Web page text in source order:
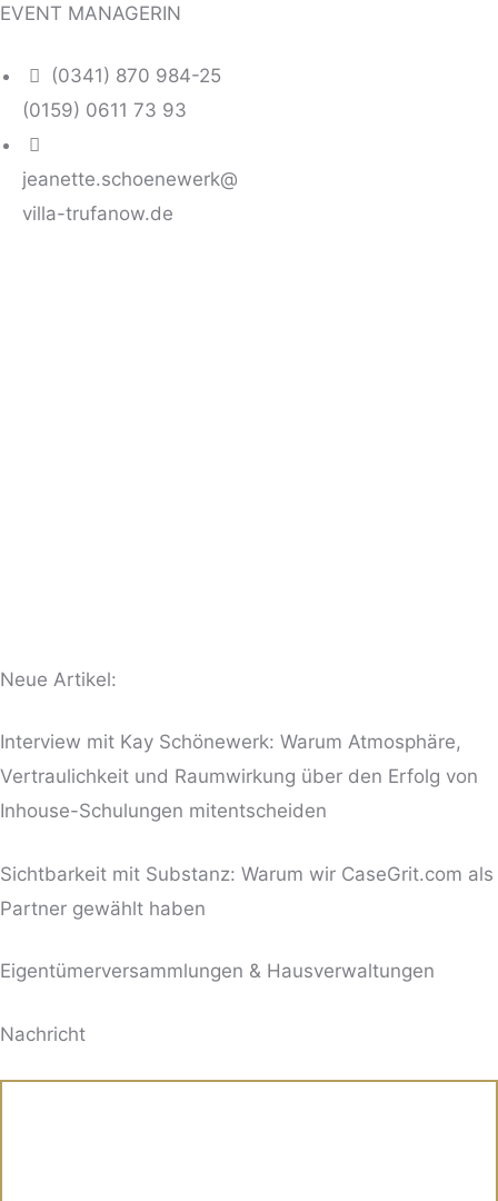
EVENT MANAGERIN
(0341) 870 984-25
(0159) 0611 73 93
jeanette.schoenewerk@
villa-trufanow.de
Neue Artikel:
Interview mit Kay Schönewerk: Warum Atmosphäre,
Vertraulichkeit und Raumwirkung über den Erfolg von
Inhouse-Schulungen mitentscheiden
Sichtbarkeit mit Substanz: Warum wir CaseGrit.com als
Partner gewählt haben
Eigentümerversammlungen & Hausverwaltungen
LASSE DIESES FELD LEER.
Nachricht